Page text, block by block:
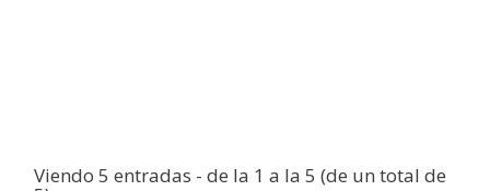
Viendo 5 entradas - de la 1 a la 5 (de un total de